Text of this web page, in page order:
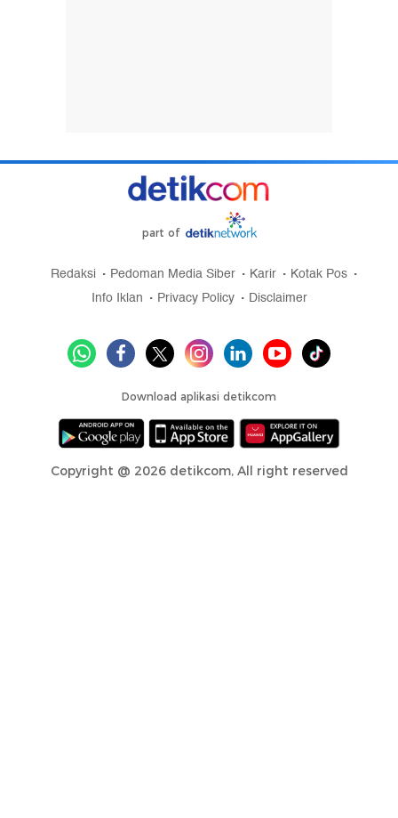
part of
Redaksi Pedoman Media Siber Karir
Kotak Pos
Info Iklan
Privacy Policy Disclaimer
Download aplikasi detikcom
Copyright @ 2026 detikcom, All right reserved